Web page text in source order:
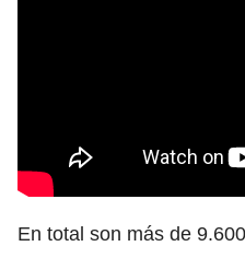
En total son más de